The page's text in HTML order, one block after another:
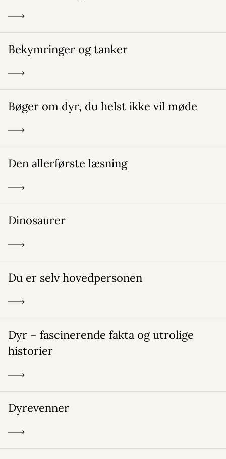
Bekymringer og tanker
Bøger om dyr, du helst ikke vil møde
Den allerførste læsning
Dinosaurer
Du er selv hovedpersonen
Dyr – fascinerende fakta og utrolige
historier
Dyrevenner